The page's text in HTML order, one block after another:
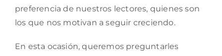
preferencia de nuestros lectores, quienes son
los que nos motivan a seguir creciendo.
En esta ocasión, queremos preguntarles